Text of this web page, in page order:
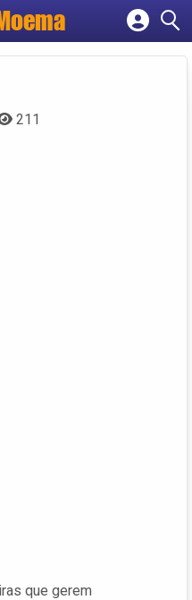
211
que gerem